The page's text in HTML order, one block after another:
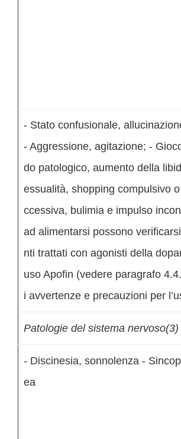
- Stato confusionale,
- Aggressione, agitazione; -
do patologico, aumento della
essualità, shopping compulsivo
ccessiva, bulimia e impulso
ad alimentarsi possono
nti trattati con agonisti della
uso Apofin (vedere paragrafo
i avvertenze e precauzioni per
Patologie del sistema nervoso(3)
- Discinesia, sonnolenza -
ea